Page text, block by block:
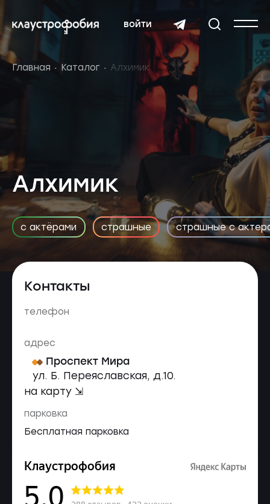
войти
Главная Каталог Алхимик
Алхимик
с актёрами страшные страшные с
Контакты
телефон
адрес
Проспект Мира
ул. Б. Переяславская, д.10.
на карту ⇲
парковка
Бесплатная парковка